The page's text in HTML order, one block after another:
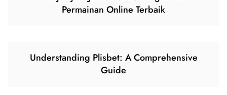
Permainan Online Terbaik
Understanding Plisbet: A Comprehensive
Guide